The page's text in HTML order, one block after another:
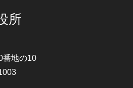
所
番地の10